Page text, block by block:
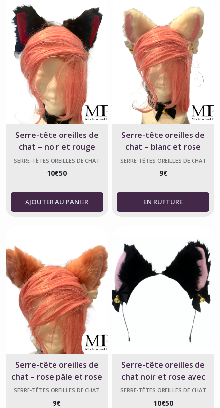
Serre-tête oreilles de
chat – noir et rouge
SERRE-TÊTES OREILLES DE CHAT
10€50
AJOUTER AU PANIER
Serre-tête oreilles de
chat – blanc et rose
SERRE-TÊTES OREILLES DE CHAT
9€
Serre-tête oreilles de
chat – rose pâle et rose
SERRE-TÊTES OREILLES DE CHAT
9€
Serre-tête oreilles de
chat noir et rose avec
clochettes – Kawaii
SERRE-TÊTES OREILLES DE CHAT
10€50